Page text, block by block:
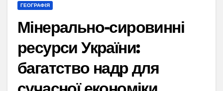
ГЕОГРАФІЯ
Мінерально-сировинні
ресурси України:
багатство надр для